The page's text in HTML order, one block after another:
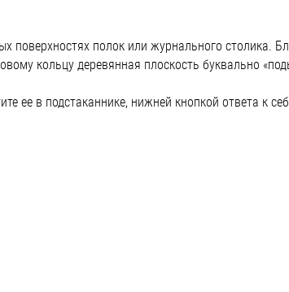
полок или журнального столика.
кольцу деревянная плоскость буквально
ее в подстаканнике, нижней кнопкой ответа к